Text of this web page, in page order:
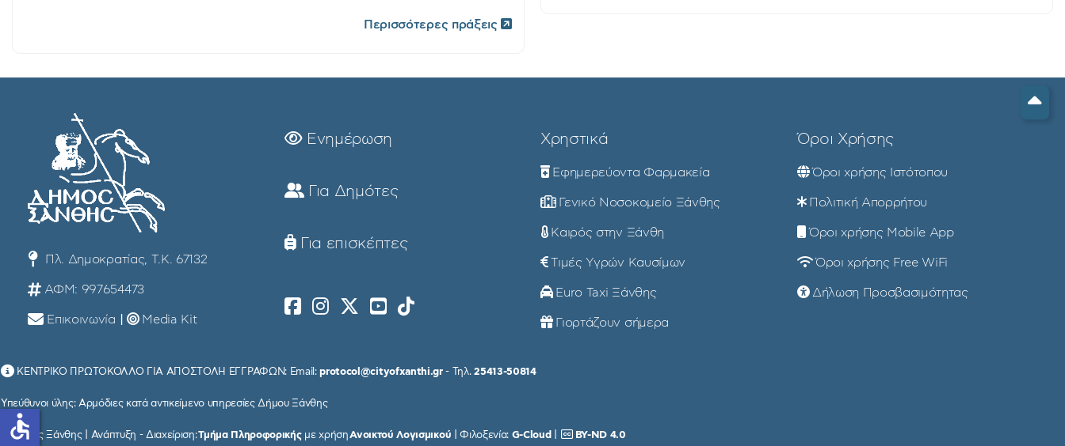
Περισσότερες πράξεις
Πλ. Δημοκρατίας, Τ.Κ. 67132
ΑΦΜ: 997654473
Επικοινωνία Media Kit
Ενημέρωση
Για Δημότες
Για επισκέπτες
Χρηστικά
Εφημερεύοντα Φαρμακεία
Γενικό Νοσοκομείο Ξάνθης
Καιρός στην Ξάνθη
Τιμές Υγρών Καυσίμων
Euro Taxi Ξάνθης
Γιορτάζουν σήμερα
Όροι Χρήσης
Όροι χρήσης Ιστότοπου
Πολιτική Απορρήτου
Όροι χρήσης Mobile App
Όροι χρήσης Free WiFi
Δήλωση Προσβασιμότητας
ΚΕΝΤΡΙΚΟ ΠΡΩΤΟΚΟΛΛΟ ΓΙΑ ΑΠΟΣΤΟΛΗ ΕΓΓΡΑΦΩΝ: Email:protocol@cityofxanthi.gr- Τηλ.25413-50814
Υπεύθυνοι ύλης: Αρμόδιες κατά αντικείμενο υπηρεσίες Δήμου Ξάνθης
© Δήμος Ξάνθης | Ανάπτυξη - Διαχείριση:Τμήμα Πληροφορικήςμε χρήσηΑνοικτού Λογισμικού | Φιλοξενία: G-Cloud BY-ND 4.0
accessible